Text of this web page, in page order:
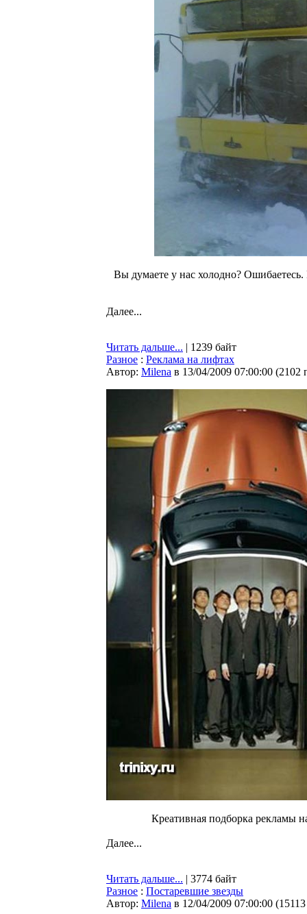
Вы думаете у нас холодно?
Далее...
Читать дальше... | 1239 байт
Разное : Реклама на лифтах
Автор: Milena в 13/04/2009 07:00:00 (2102
Креативная подборка рекламы
Далее...
Читать дальше... | 3774 байт
Разное : Постаревшие звезды
Автор: Milena в 12/04/2009 07:00:00 (